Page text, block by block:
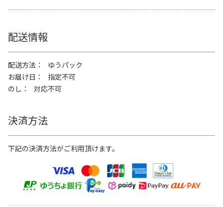
配送情報
配送方法
ゆうパック
お届け日
指定不可
のし
対応不可
決済方法
下記の決済方法がご利用頂けます。